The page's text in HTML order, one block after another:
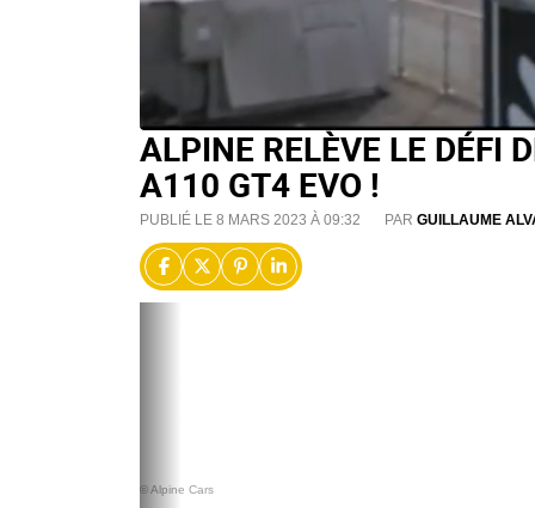
ALPINE RELÈVE LE DÉFI
A110 GT4 EVO !
PUBLIÉ LE 8 MARS 2023 À 09:32 PAR GUILLAUME
© Alpine Cars